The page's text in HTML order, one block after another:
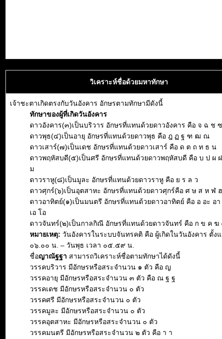
วิเคราะห์ชื่อด้วยมหาทักษา
เจ้าชะตาเกิดตรงกับวันอังคาร อักษรตามทักษามีดังนี้
ทักษาของผู้ที่เกิดวันอังคาร
ดาวอังคาร(๓)เป็นบริวาร อักษรที่แทนด้วยดาวอังคาร คือ จ ฉ ช
ดาวพุธ(๔)เป็นอายุ อักษรที่แทนด้วยดาวพุธ คือ ฎ ฏ ฐ ฑ ฒ ณ
ดาวเสาร์(๗)เป็นเดช อักษรที่แทนด้วยดาวเสาร์ คือ ด ต ถ ท ธ น
ดาวพฤหัสบดี(๕)เป็นศรี อักษรที่แทนด้วยดาวพฤหัสบดี คือ บ ป ผ
ม
ดาวราหู(๘)เป็นมูละ อักษรที่แทนด้วยดาวราหู คือ ย ร ล ว
ดาวศุกร์(๖)เป็นอุตสาหะ อักษรที่แทนด้วยดาวศุกร์คือ ศ ษ ส ห ฬ ฮ
ดาวอาทิตย์(๑)เป็นมนตรี อักษรที่แทนด้วยดาวอาทิตย์ คือ อ อะ อา
เอ โอ
ดาวจันทร์(๒)เป็นกาลกิณี อักษรที่แทนด้วยดาวจันทร์ คือ ก ข ค ฆ
หมายเหตุ: วันอังคารในระบบจันทรคติ คือ ผู้เกิดในวันอังคาร ตั้งแ
๐๖.๐๐ น. – วันพุธ เวลา ๐๕.๕๙ น.
ชื่อญาณัฐฐา สามารถวิเคราะห์ชื่อตามทักษาได้ดังนี้
วรรคบริวาร มีอักษรหรือสระจำนวน ๑ ตัว คือ ญ
วรรคอายุ มีอักษรหรือสระจำนวน ๓ ตัว คือ ณ ฐ ฐ
วรรคเดช มีอักษรหรือสระจำนวน ๐ ตัว
วรรคศรี มีอักษรหรือสระจำนวน ๐ ตัว
วรรคมูละ มีอักษรหรือสระจำนวน ๐ ตัว
วรรคอุตสาหะ มีอักษรหรือสระจำนวน ๐ ตัว
วรรคมนตรี มีอักษรหรือสระจำนวน ๒ ตัว คือ า า